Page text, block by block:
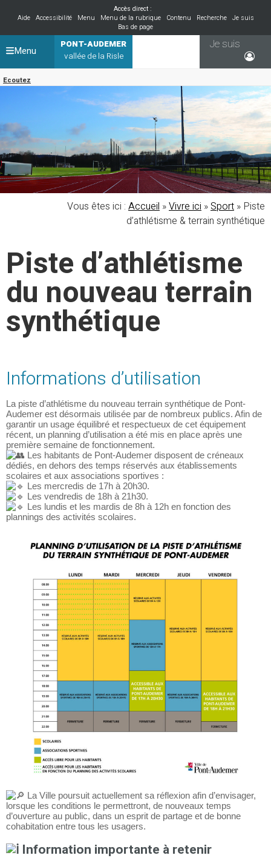
Accès direct :
Aide
Accessibilité Menu Menu de la rubrique Contenu Recherche
Je suis
Bas de page
PONT-AUDEMER
vallée de la Risle
Ecoutez
Je suis
Menu
Vous êtes ici : Accueil »Vivre ici » Sport » Piste
d’athlétisme & terrain synthétique
Piste d’athlétisme
du nouveau terrain
synthétique
Informations d’utilisation
La piste d’athlétisme du nouveau terrain synthétique de Pont-
Audemer est désormais utilisée par de nombreux publics. Afin de
garantir un usage équilibré et respectueux de cet équipement
récent, un planning d’utilisation a été mis en place après une
première semaine de fonctionnement.
Les habitants de Pont-Audemer disposent de créneaux
dédiés, en dehors des temps réservés aux établissements
scolaires et aux associations sportives :
Les mercredis de 17h à 20h30.
Les vendredis de 18h à 21h30.
Les lundis et les mardis de 8h à 12h en fonction des
plannings des activités scolaires.
La Ville poursuit actuellement sa réflexion afin d’envisager,
lorsque les conditions le permettront, de nouveaux temps
d’ouverture au public, dans un esprit de partage et de bonne
cohabitation entre tous les usagers.
Information importante à retenir